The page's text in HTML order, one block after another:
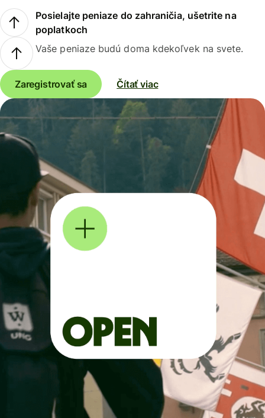
Posielajte peniaze do zahraničia, ušetrite na
poplatkoch
Vaše peniaze budú doma kdekoľvek na svete.
Zaregistrovať sa Čítať viac